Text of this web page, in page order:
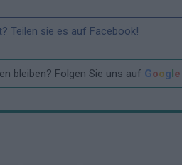
Teilen sie es auf Facebook!
bleiben? Folgen Sie uns auf Google